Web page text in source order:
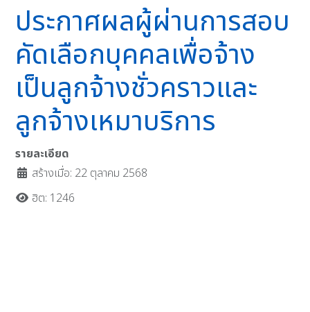
ประกาศผลผู้ผ่านการสอบ
คัดเลือกบุคคลเพื่อจ้าง
เป็นลูกจ้างชั่วคราวและ
ลูกจ้างเหมาบริการ
รายละเอียด
สร้างเมื่อ: 22 ตุลาคม 2568
ฮิต: 1246